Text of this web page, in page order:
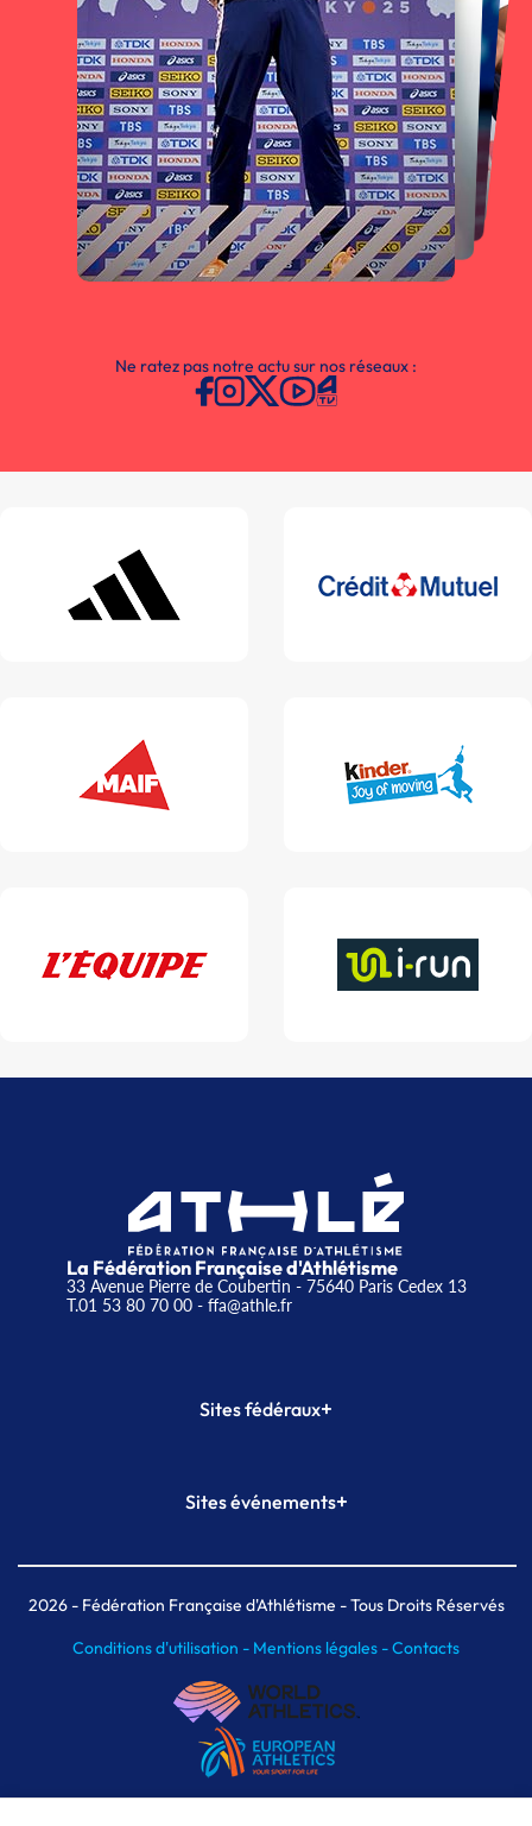
Ne ratez pas notre actu sur nos réseaux :
La Fédération Française d'Athlétisme
33 Avenue Pierre de Coubertin - 75640 Paris Cedex 13
T.01 53 80 70 00- ffa@athle.fr
Sites fédéraux+
Plateforme Formation
Sites événements+
Meeting de Paris indoor
MAIF Ekiden de Paris
2026- Fédération Française d'Athlétisme - Tous Droits Réservés
Conditions d'utilisation - Mentions légales -Contacts